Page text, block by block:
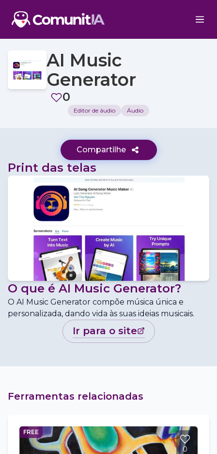
AI Music
Generator
0
Editor de áudio Áudio
Compartilhe
Print das telas
O que é AI Music Generator?
O AI Music Generator compõe música única e
personalizada, dando vida às suas ideias musicais.
ir para o site
Ferramentas relacionadas
FREE
0